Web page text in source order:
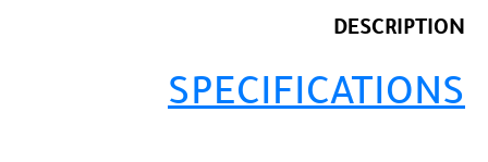
DESCRIPTION
SPECIFICATIONS